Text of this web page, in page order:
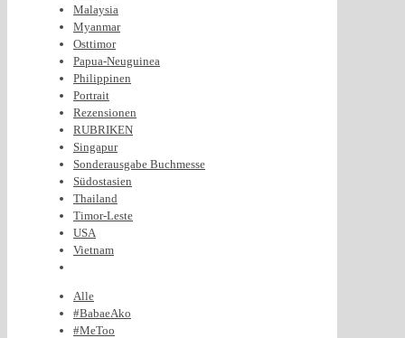
Malaysia
Myanmar
Osttimor
Papua-Neuguinea
Philippinen
Portrait
Rezensionen
RUBRIKEN
Singapur
Sonderausgabe Buchmesse
Südostasien
Thailand
Timor-Leste
USA
Vietnam
Alle
#BabaeAko
#MeToo